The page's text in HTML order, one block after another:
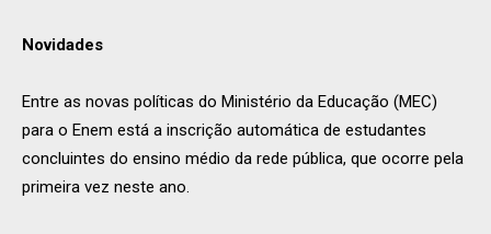
Novidades
Entre as novas políticas do Ministério da Educação (MEC)
para o Enem está a inscrição automática de estudantes
concluintes do ensino médio da rede pública, que ocorre pela
primeira vez neste ano.